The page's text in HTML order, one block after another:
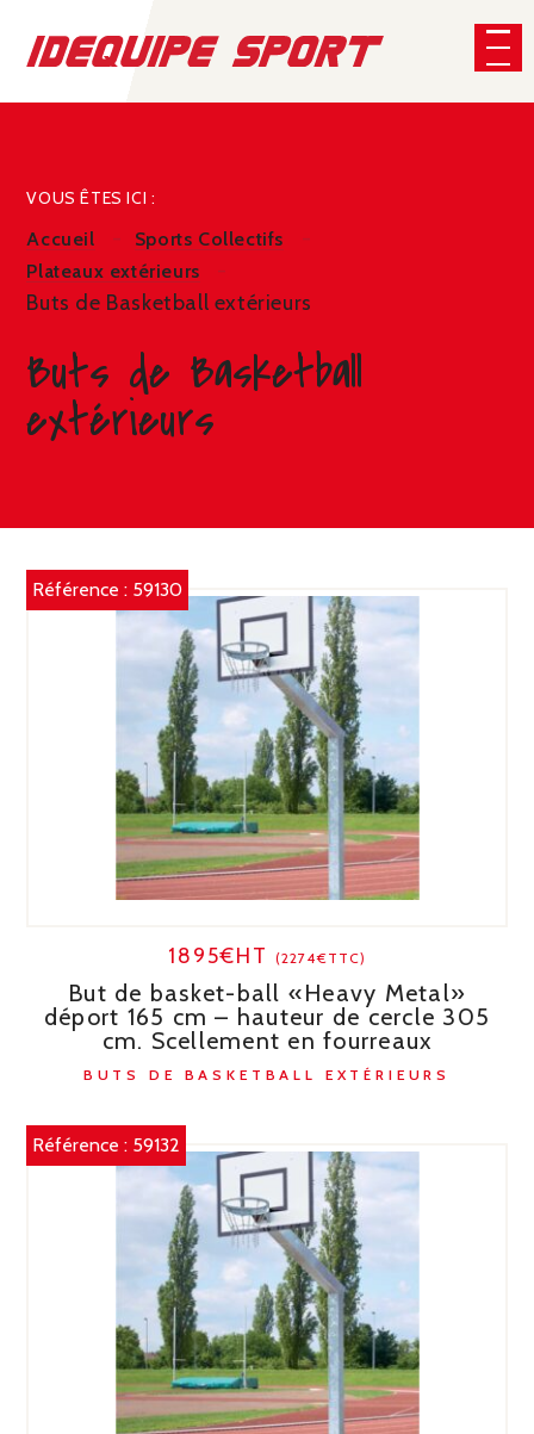
VOUS ÊTES ICI :
Accueil
Sports Collectifs
Plateaux extérieurs
Buts de Basketball extérieurs
Buts de Basketball
extérieurs
Référence : 59130
1895€HT (2274€TTC)
But de basket-ball «Heavy Metal»
déport 165 cm – hauteur de cercle 305
cm. Scellement en fourreaux
BUTS DE BASKETBALL EXTÉRIEURS
Référence : 59132